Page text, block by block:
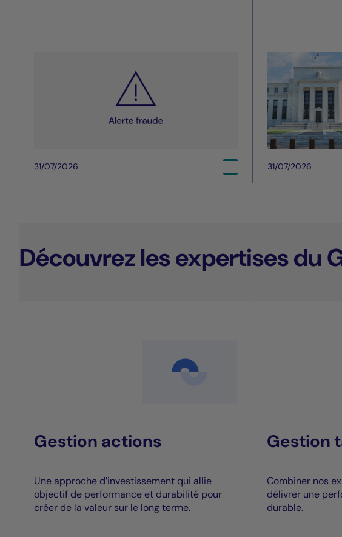
31/07/2026 31/07/2026
Découvrez les expertises du
Gestion actions
Une approche d’investissement qui allie
objectif de performance et durabilité pour
créer de la valeur sur le long terme.
Gestion
Combiner nos
délivrer une
durable.